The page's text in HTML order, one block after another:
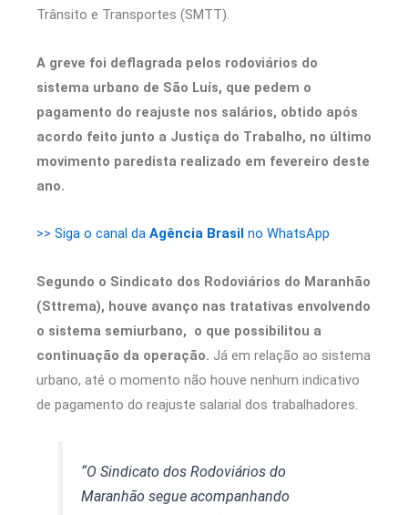
Trânsito e Transportes (SMTT).
A greve foi deflagrada pelos rodoviários do
sistema urbano de São Luís, que pedem o
pagamento do reajuste nos salários, obtido após
acordo feito junto a Justiça do Trabalho, no último
movimento paredista realizado em fevereiro deste
ano.
>> Siga o canal da Agência Brasil no WhatsApp
Segundo o Sindicato dos Rodoviários do Maranhão
(Sttrema), houve avanço nas tratativas envolvendo
o sistema semiurbano, o que possibilitou a
continuação da operação. Já em relação ao sistema
urbano, até o momento não houve nenhum indicativo
de pagamento do reajuste salarial dos trabalhadores.
“O Sindicato dos Rodoviários do
Maranhão segue acompanhando